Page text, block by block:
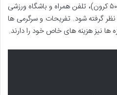
هزینه اینترنت (ماهانه حدود ۳۰۰-۵۰۰ کرون)، تلفن همراه و باشگاه ورزشی
باید در نظر گرفته شود. تفریحات و سرگرمی ها
ها نیز هزینه های خاص خود را دارند.